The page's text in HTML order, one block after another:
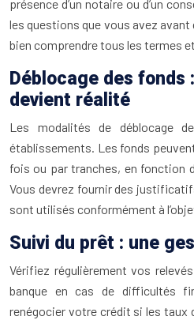
présence d’un notaire ou d’un
les questions que vous avez
bien comprendre tous les termes
Déblocage des
devient réalité
Les modalités de déblocage
établissements. Les fonds
fois ou par tranches, en fonction
Vous devrez fournir des
sont utilisés conformément à
Suivi du prêt : une
Vérifiez régulièrement vos
banque en cas de difficultés
renégocier votre crédit si les taux